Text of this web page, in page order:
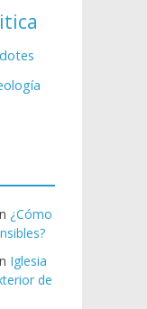
¿Cómo
Iglesia
de